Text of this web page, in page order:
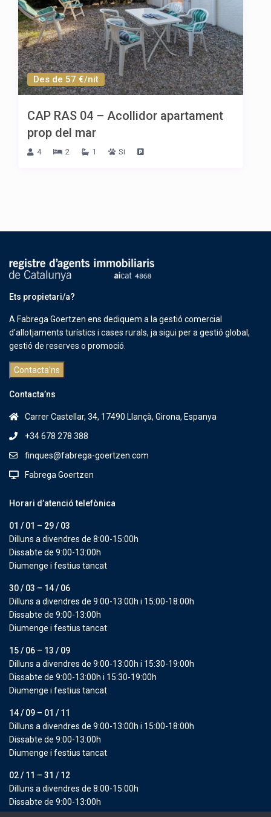
Des de 57 €/nit
CAP RAS 04 – Acollidor apartament
prop del mar
4 2 1 Si
Ets propietari/a?
A Fabrega Goertzen ens dediquem a la gestió comercial
d'allotjaments turístics i cases rurals, ja sigui per a gestió global,
gestió de reserves o promoció.
Contacta'ns
Contacta’ns
Carrer Castellar, 34, 17490 Llançà, Girona, Espanya
+34 678 278 388
finques@fabrega-goertzen.com
Fabrega Goertzen
Horari d’atenció telefònica
01 / 01 – 29 / 03
Dilluns a divendres de 8:00-15:00h
Dissabte de 9:00-13:00h
Diumenge i festius tancat
30 / 03 – 14 / 06
Dilluns a divendres de 9:00-13:00h i 15:00-18:00h
Dissabte de 9:00-13:00h
Diumenge i festius tancat
15 / 06 – 13 / 09
Dilluns a divendres de 9:00-13:00h i 15:30-19:00h
Dissabte de 9:00-13:00h i 15:30-19:00h
Diumenge i festius tancat
14 / 09 – 01 / 11
Dilluns a divendres de 9:00-13:00h i 15:00-18:00h
Dissabte de 9:00-13:00h
Diumenge i festius tancat
02 / 11 – 31 / 12
Dilluns a divendres de 8:00-15:00h
Dissabte de 9:00-13:00h